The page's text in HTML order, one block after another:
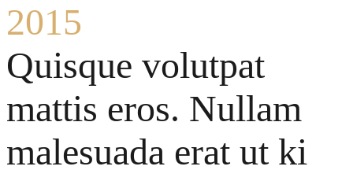
2015
Quisque volutpat
mattis eros. Nullam
malesuada erat ut ki